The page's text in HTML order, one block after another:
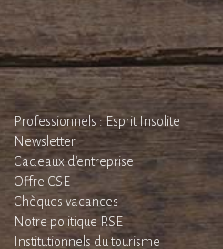
Professionnels : Esprit Insolite
Newsletter
Cadeaux d'entreprise
Offre CSE
Chèques vacances
Notre politique RSE
Institutionnels du tourisme